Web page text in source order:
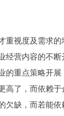
视度及需求的
营内容的不断
的重点策略开展
高了，而依赖
欠缺，而若能